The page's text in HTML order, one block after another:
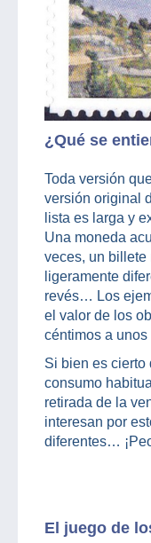
¿Qué se
Toda versión
versión original
lista es larga y
Una moneda
veces, un billete
ligeramente
revés… Los
el valor de los
céntimos a
Si bien es cierto
consumo
retirada de la
interesan por
diferentes…
El juego de